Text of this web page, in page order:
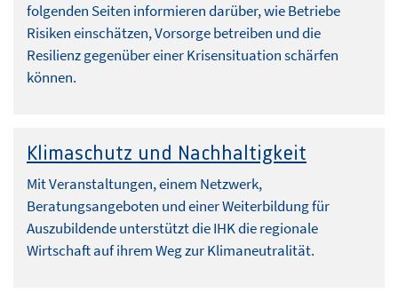
folgenden Seiten informieren darüber, wie Betriebe
Risiken einschätzen, Vorsorge betreiben und die
Resilienz gegenüber einer Krisensituation schärfen
können.
Klimaschutz und Nachhaltigkeit
Mit Veranstaltungen, einem Netzwerk,
Beratungsangeboten und einer Weiterbildung für
Auszubildende unterstützt die IHK die regionale
Wirtschaft auf ihrem Weg zur Klimaneutralität.